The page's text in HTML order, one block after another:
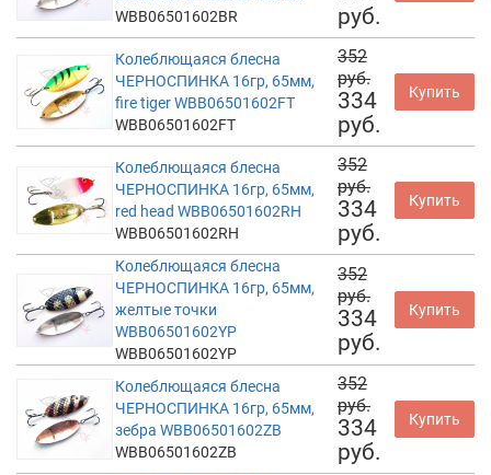
WBB06501602BR
руб.
Колеблющаяся блесна
ЧЕРНОСПИНКА 16гр, 65мм,
fire tiger WBB06501602FT
WBB06501602FT
352
руб.
334
руб.
Купить
Колеблющаяся блесна
ЧЕРНОСПИНКА 16гр, 65мм,
red head WBB06501602RH
WBB06501602RH
352
руб.
334
руб.
Купить
Колеблющаяся блесна
ЧЕРНОСПИНКА 16гр, 65мм,
желтые точки
WBB06501602YP
WBB06501602YP
352
руб.
334
руб.
Купить
Колеблющаяся блесна
ЧЕРНОСПИНКА 16гр, 65мм,
зебра WBB06501602ZB
WBB06501602ZB
352
руб.
334
руб.
Купить